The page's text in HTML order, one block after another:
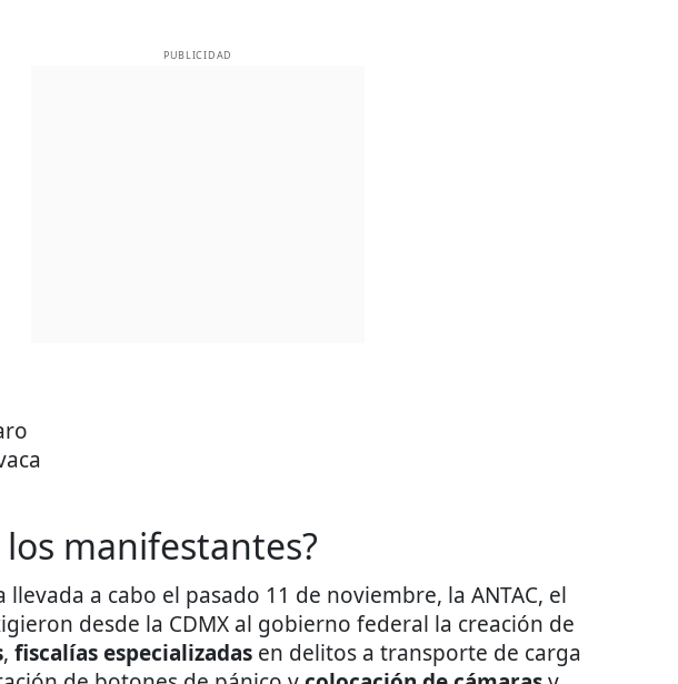
PUBLICIDAD
manifestantes?
llevada a cabo el pasado 11 de noviembre, la ANTAC, el
desde la CDMX al gobierno federal la creación de
, fiscalías especializadas en delitos a transporte de carga